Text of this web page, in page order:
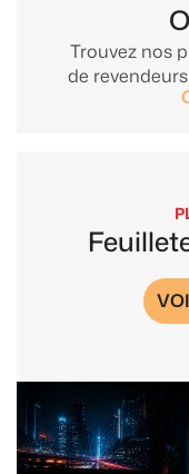
Trouvez nos
de